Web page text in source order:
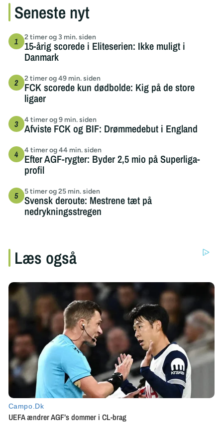
Seneste nyt
2 timer og 3 min. siden
15-årig scorede i Eliteserien: Ikke muligt i
Danmark
2 timer og 49 min. siden
FCK scorede kun dødbolde: Kig på de store
ligaer
4 timer og 9 min. siden
Afviste FCK og BIF: Drømmedebut i England
4 timer og 44 min. siden
Efter AGF-rygter: Byder 2,5 mio på Superliga-
profil
5 timer og 25 min. siden
Svensk deroute: Mestrene tæt på
nedrykningsstregen